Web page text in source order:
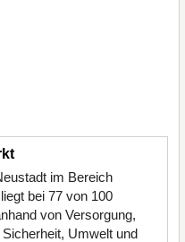
im Bereich
bei 77 von 100
von Versorgung,
Umwelt und